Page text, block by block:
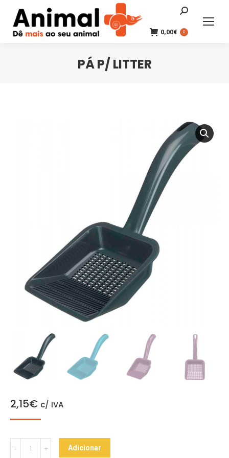
Search:
0,00€ 0
PÁ P/ LITTER
2,15€ c/ IVA
Adicionar